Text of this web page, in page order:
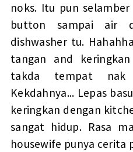
noks. Itu pun
button sampai air
dishwasher tu.
tangan and
takda tempat
Kekdahnya... Lepas
keringkan dengan
sangat hidup. Rasa
housewife punya cerita